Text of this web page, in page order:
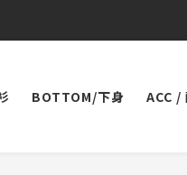
BOTTOM/下身 ACC /